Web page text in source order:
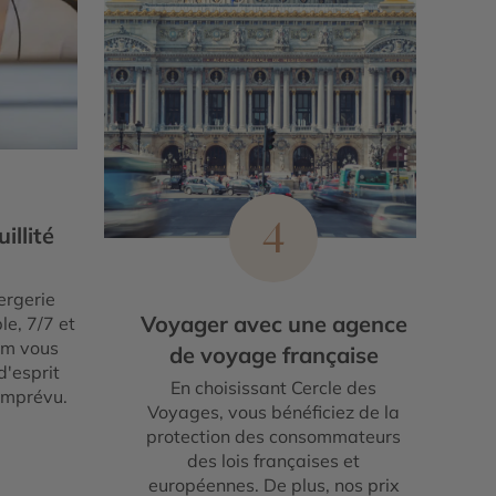
7/7 et
vous
4
Voyager avec une agence
de voyage française
En choisissant Cercle des
Voyages, vous bénéficiez de la
protection des consommateurs
des lois françaises et
européennes. De plus, nos prix